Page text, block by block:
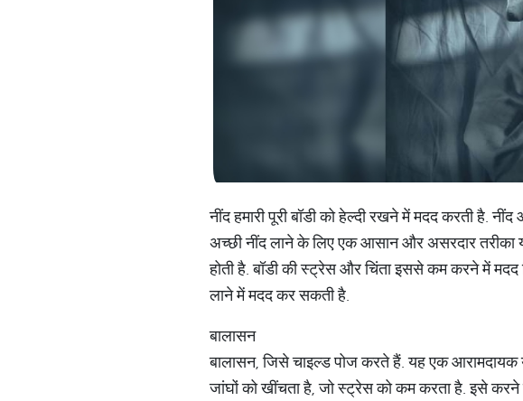
नींद हमारी पूरी बॉडी को हेल्दी रखने में मदद करती है.
अच्छी नींद लाने के लिए एक आसान और असरदार तरीका
होती है. बॉडी की स्ट्रेस और चिंता इससे कम करने में
लाने में मदद कर सकती है.
बालासन
बालासन, जिसे चाइल्ड पोज करते हैं. यह एक आरामदायक
जांघों को खींचता है, जो स्ट्रेस को कम करता है. इसे